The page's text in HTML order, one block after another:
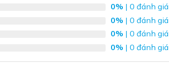
0% | 0 đánh giá
0% | 0 đánh giá
0% | 0 đánh giá
0% | 0 đánh giá